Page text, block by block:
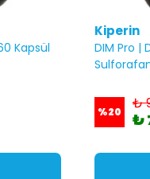
Kapsül
Kiperin
DIM Pro |
%20 ₺
₺